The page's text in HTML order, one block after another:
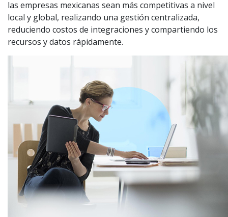
las empresas mexicanas sean más competitivas a nivel
local y global, realizando una gestión centralizada,
reduciendo costos de integraciones y compartiendo los
recursos y datos rápidamente.